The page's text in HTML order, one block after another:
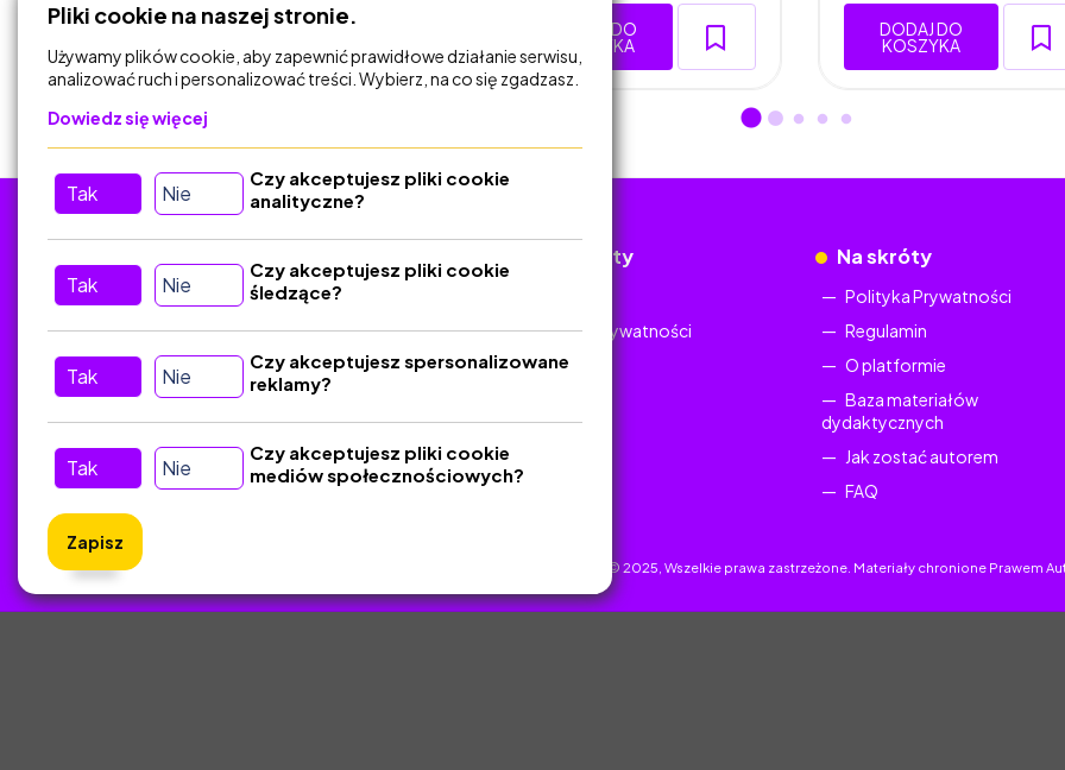
DODAJ DO
KOSZYKA
DODAJ DO
KOSZYKA
DODAJ DO
KOSZYKA
Kontakt
Dokumenty
Polityka Prywatności
Na skróty
Polityka Prywatności
Regulamin
O platformie
Baza materiałów
dydaktycznych
Jak zostać autorem
FAQ
ZlotyNauczyciel.pl © 2025, Wszelkie prawa zastrzeżone. Materiały chronione Prawem
Pliki cookie na naszej stronie.
Używamy plików cookie, aby zapewnić prawidłowe działanie serwisu,
analizować ruch i personalizować treści. Wybierz, na co się zgadzasz.
Dowiedz się więcej
Tak Nie
Czy akceptujesz pliki cookie
analityczne?
Tak Nie
Czy akceptujesz pliki cookie
śledzące?
Tak Nie
Czy akceptujesz spersonalizowane
reklamy?
Tak Nie
Czy akceptujesz pliki cookie
mediów społecznościowych?
Zapisz